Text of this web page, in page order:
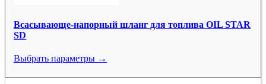
Всасывающе-напорный шланг для топлива OIL STAR
SD
Выбрать параметры →